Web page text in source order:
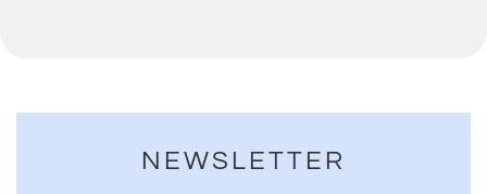
NEWSLETTER